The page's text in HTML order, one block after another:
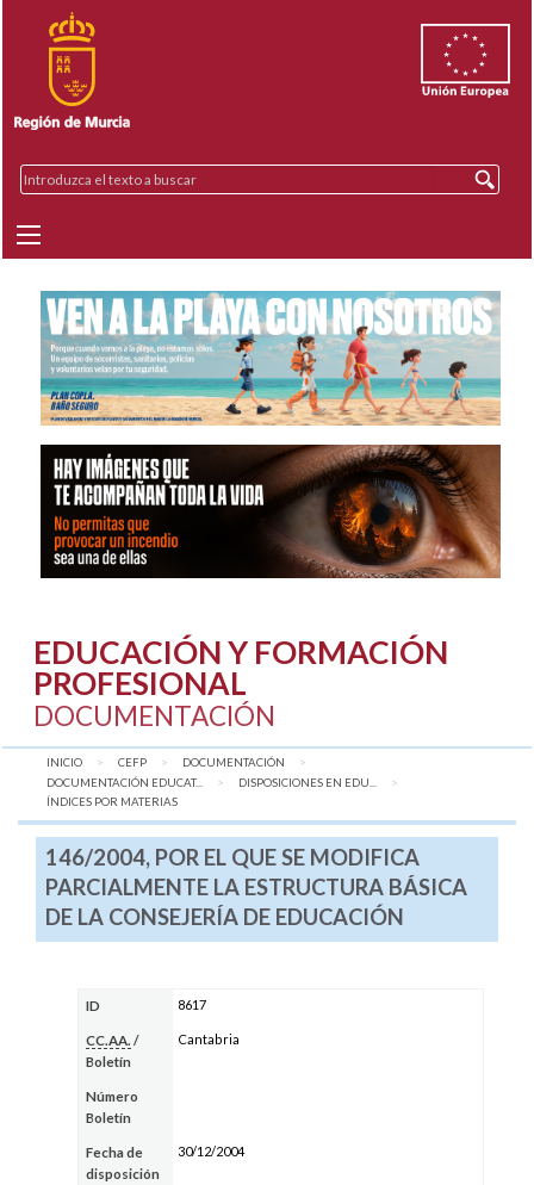
EDUCACIÓN Y FORMACIÓN
PROFESIONAL
DOCUMENTACIÓN
INICIO CEFP
DOCUMENTACIÓN
DOCUMENTACIÓN EDUCAT...
DISPOSICIONES EN EDU...
AQUÍ:
ÍNDICES POR MATERIAS
146/2004, POR EL QUE SE MODIFICA
PARCIALMENTE LA ESTRUCTURA BÁSICA
DE LA CONSEJERÍA DE EDUCACIÓN
ID 8617
CC.AA. /
Boletín
Cantabria
Número
Boletín
Fecha de
disposición
30/12/2004